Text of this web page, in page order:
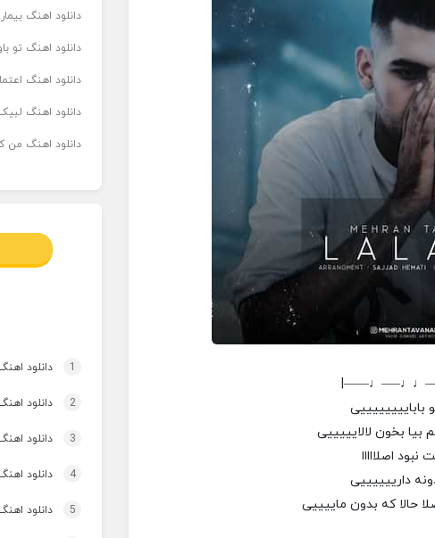
باباییییییییی
بیا بخون لالایییییی
اصلااااا
دارییییییی
حالا که بدون ماییییی
دانلود اهنگ
دانلود اهنگ تو
دانلود اهنگ
دانلود اهنگ
دانلود اهنگ من
1 دانلود اهنگ تاپ و
2 دانلود
3 دانلود اهنگ برنو
4 دانلود
5 دانلود